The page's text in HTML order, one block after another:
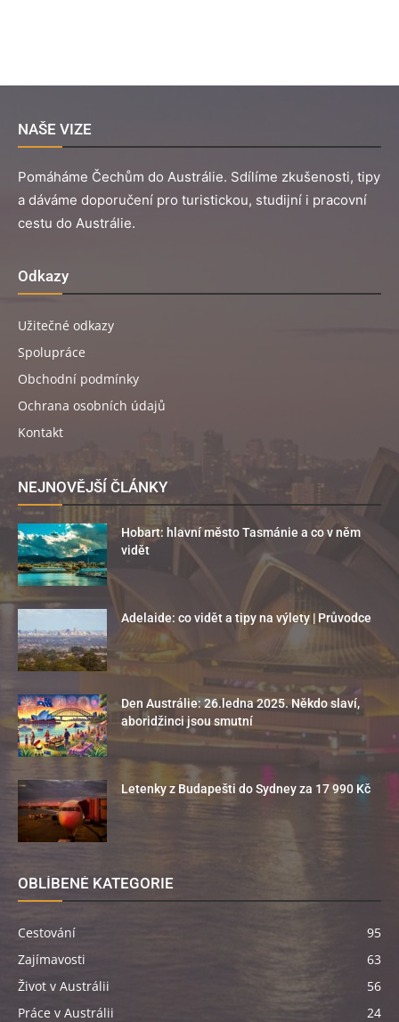
NAŠE VIZE
Pomáháme Čechům do Austrálie. Sdílíme zkušenosti, tipy
a dáváme doporučení pro turistickou, studijní i pracovní
cestu do Austrálie.
Odkazy
Užitečné odkazy
Spolupráce
Obchodní podmínky
Ochrana osobních údajů
Kontakt
NEJNOVĚJŠÍ ČLÁNKY
Hobart: hlavní město Tasmánie a co v něm
vidět
Adelaide: co vidět a tipy na výlety | Průvodce
Den Austrálie: 26.ledna 2025. Někdo slaví,
aboridžinci jsou smutní
Letenky z Budapešti do Sydney za 17 990 Kč
OBLÍBENÉ KATEGORIE
Cestování
95
Zajímavosti
63
Život v Austrálii
56
Práce v Austrálii
24